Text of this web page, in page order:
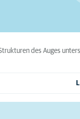
des Auges